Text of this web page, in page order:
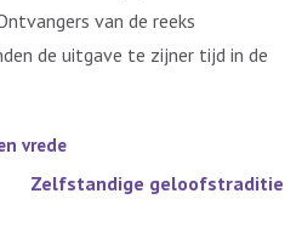
van de reeks
de uitgave te zijner tijd in de
vrede
Zelfstandige geloofstraditie